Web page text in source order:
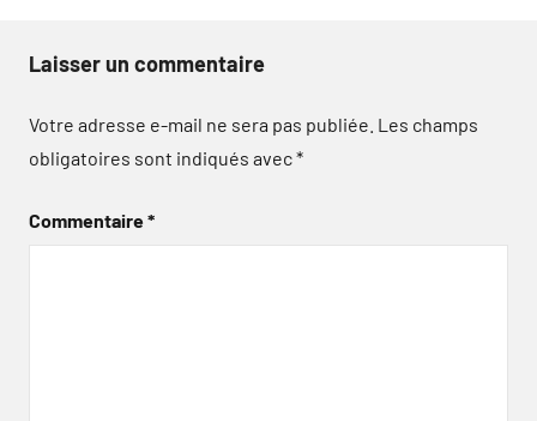
Laisser un commentaire
Votre adresse e-mail ne sera pas publiée. Les champs
obligatoires sont indiqués avec*
Commentaire*